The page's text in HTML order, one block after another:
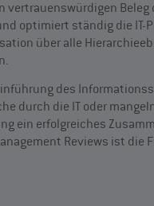
Beleg
optimiert ständig die
über alle
des
durch die IT oder
ein erfolgreiches
Reviews ist die